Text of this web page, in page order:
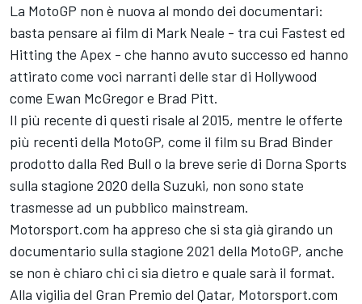
La MotoGP non è nuova al mondo dei documentari:
basta pensare ai film di Mark Neale - tra cui Fastest ed
Hitting the Apex - che hanno avuto successo ed hanno
attirato come voci narranti delle star di Hollywood
come Ewan McGregor e Brad Pitt.
Il più recente di questi risale al 2015, mentre le offerte
più recenti della MotoGP, come il film su Brad Binder
prodotto dalla Red Bull o la breve serie di Dorna Sports
sulla stagione 2020 della Suzuki, non sono state
trasmesse ad un pubblico mainstream.
Motorsport.com ha appreso che si sta già girando un
documentario sulla stagione 2021 della MotoGP, anche
se non è chiaro chi ci sia dietro e quale sarà il format.
Alla vigilia del Gran Premio del Qatar, Motorsport.com